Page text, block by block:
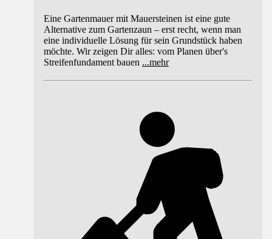
Eine Gartenmauer mit Mauersteinen ist eine gute
Alternative zum Gartenzaun – erst recht, wenn man
eine individuelle Lösung für sein Grundstück haben
möchte. Wir zeigen Dir alles: vom Planen über's
Streifenfundament bauen ...mehr